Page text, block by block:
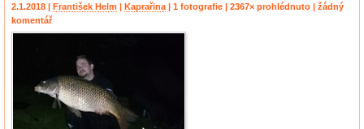
2.1.2018 | František Helm | Kaprařina | 1 fotografie | 2367× prohlédnuto | žádný
komentář